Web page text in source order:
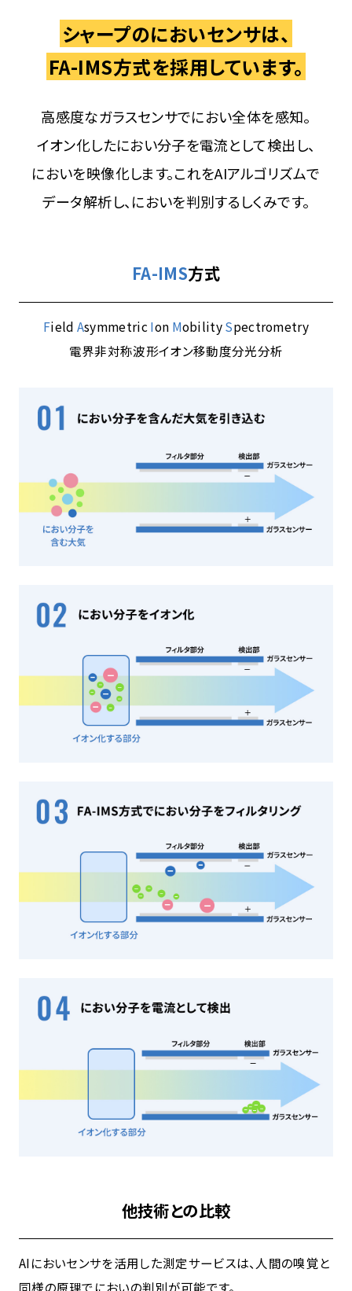
シャープのにおいセンサは、
FA-IMS方式を採用しています。
高感度なガラスセンサでにおい全体を感知。
イオン化したにおい分子を電流として検出し、
においを映像化します。これをAIアルゴリズムで
データ解析し、においを判別するしくみです。
FA-IMS方式
Field AsymmetricIon MobilitySpectrometry
電界非対称波形イオン移動度分光分析
他技術との比較
AIにおいセンサを活用した測定サービスは、人間の嗅覚と
同様の原理でにおいの判別が可能です。